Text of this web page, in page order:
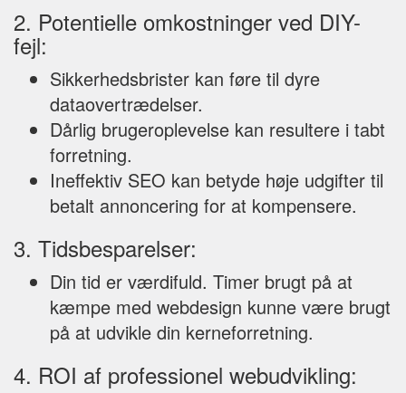
2. Potentielle omkostninger ved DIY-
fejl:
Sikkerhedsbrister kan føre til dyre
dataovertrædelser.
Dårlig brugeroplevelse kan resultere i tabt
forretning.
Ineffektiv SEO kan betyde høje udgifter til
betalt annoncering for at kompensere.
3. Tidsbesparelser:
Din tid er værdifuld. Timer brugt på at
kæmpe med webdesign kunne være brugt
på at udvikle din kerneforretning.
4. ROI af professionel webudvikling: